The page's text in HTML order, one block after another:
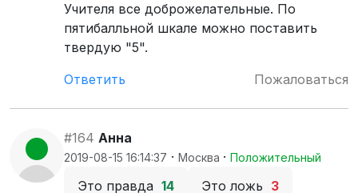
Учителя все доброжелательные. По
пятибалльной шкале можно поставить
твердую "5".
Ответить
Пожаловаться
#164 Анна
2019-08-15 16:14:37 · Москва · Положительный
Это правда 14 Это ложь 3